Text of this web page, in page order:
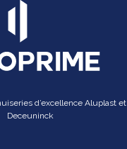
d’excellence Aluplast et
Deceuninck